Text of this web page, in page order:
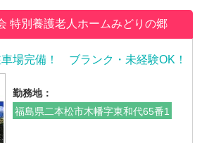
特別養護老人ホームみどりの郷
場完備！ ブランク・未経験OK！
勤務地：
福島県二本松市木幡字東和代65番1